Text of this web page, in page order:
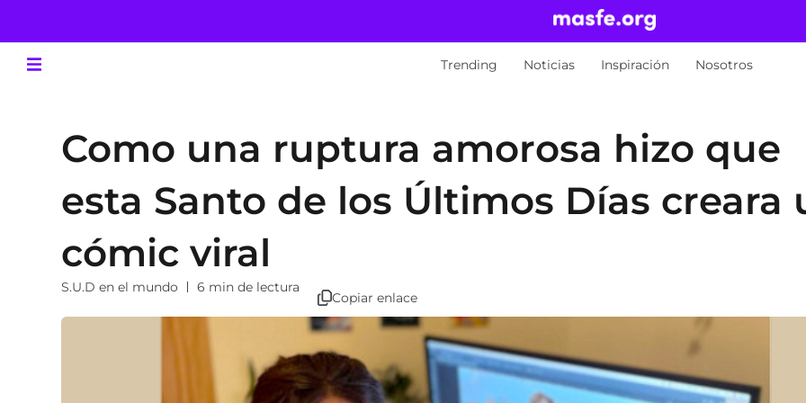
Trending Noticias Inspiración Nosotros
Como una ruptura amorosa hizo que
esta Santo de los Últimos Días creara
cómic viral
S.U.D en el mundo 6 min de lectura
Copiar enlace